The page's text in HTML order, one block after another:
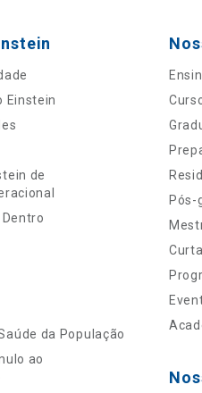
Einstein
de
da População
ao
Pós-